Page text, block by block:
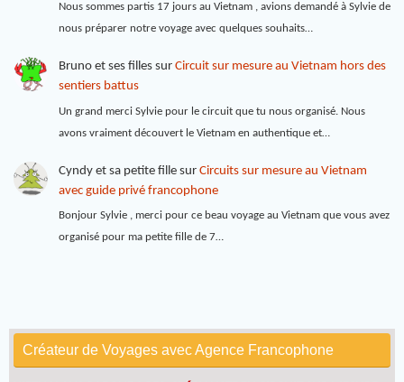
Nous sommes partis 17 jours au Vietnam , avions demandé à Sylvie de
nous préparer notre voyage avec quelques souhaits…
Bruno et ses fillessur Circuit sur mesure au Vietnam hors des
sentiers battus
Un grand merci Sylvie pour le circuit que tu nous organisé. Nous
avons vraiment découvert le Vietnam en authentique et…
Cyndy et sa petite fillesur Circuits sur mesure au Vietnam
avec guide privé francophone
Bonjour Sylvie , merci pour ce beau voyage au Vietnam que vous avez
organisé pour ma petite fille de 7…
Créateur de Voyages avec Agence Francophone